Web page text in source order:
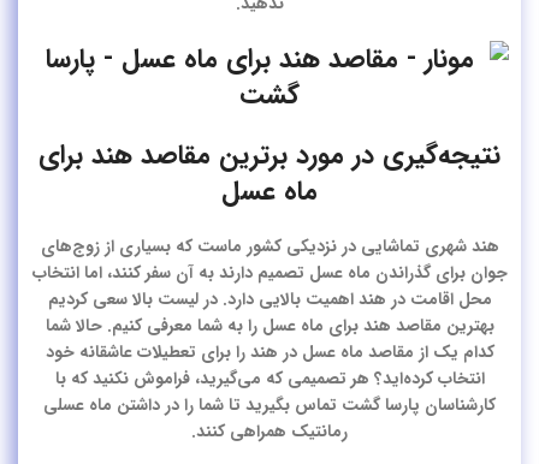
نتیجه‌گیری در مورد برترین مقاصد هند برای
ماه‌ عسل
هند شهری تماشایی در نزدیکی کشور ماست که بسیاری از زوج‌های
جوان برای گذراندن ماه‌ عسل تصمیم دارند به آن سفر کنند، اما انتخاب
محل اقامت در هند اهمیت بالایی دارد. در لیست بالا سعی کردیم
بهترین مقاصد هند برای ماه عسل را به شما معرفی کنیم. حالا شما
کدام یک از مقاصد ماه عسل در هند را برای تعطیلات عاشقانه خود
انتخاب کرده‌اید؟ هر تصمیمی که می‌گیرید، فراموش نکنید که با
کارشناسان پارسا گشت تماس بگیرید تا شما را در داشتن ماه عسلی
رمانتیک همراهی کنند.